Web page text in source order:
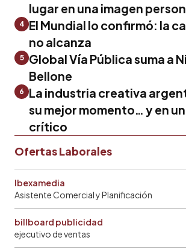
lugar en una imagen
4 El Mundial lo confirmó: la
no alcanza
5
Global Vía Pública suma a
Bellone
6
La industria creativa
su mejor momento… y en
crítico
Ofertas Laborales
Ibexamedia
Asistente Comercial y Planificación
billboard publicidad
ejecutivo de ventas